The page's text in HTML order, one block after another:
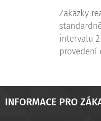
Zakázky
intervalu
provedení
INFORMACE PRO